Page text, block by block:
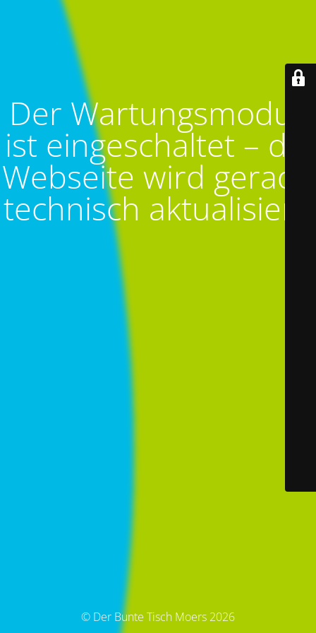
Der Wartungsmodus
ist eingeschaltet – die
Webseite wird gerade
technisch aktualisiert!
© Der Bunte Tisch Moers 2026